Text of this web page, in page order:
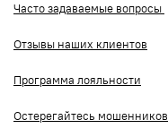
Часто задаваемые вопросы
Отзывы наших клиентов
Программа лояльности
Остерегайтесь мошенников